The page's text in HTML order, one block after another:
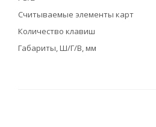
Считываемые элементы карт
Количество клавиш
Габариты, Ш/Г/В, мм